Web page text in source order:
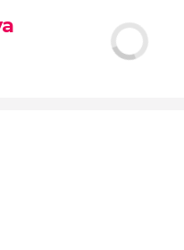
pinturas impresionistas